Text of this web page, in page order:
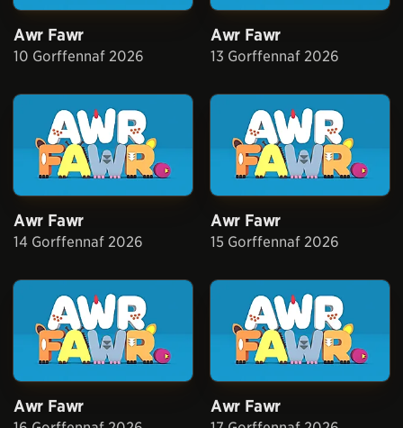
Awr Fawr
10 Gorffennaf 2026
Awr Fawr
13 Gorffennaf 2026
Awr Fawr
14 Gorffennaf 2026
Awr Fawr
15 Gorffennaf 2026
Awr Fawr Awr Fawr